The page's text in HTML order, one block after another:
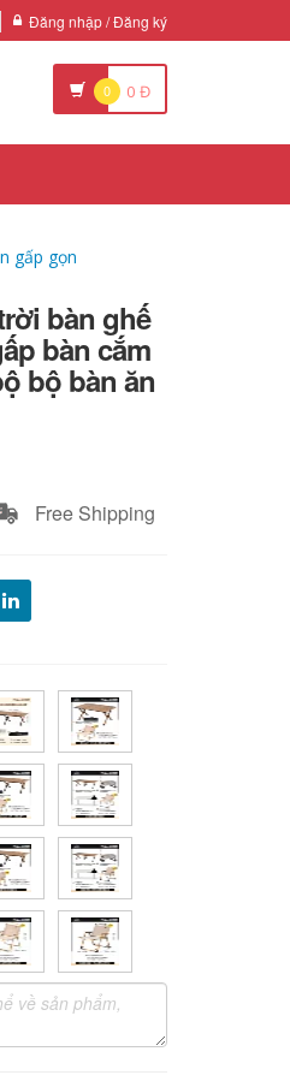
Đăng nhập / Đăng ký
0 0 Đ
gấp gọn
bàn ghế
bàn cắm
bộ bàn ăn
Free Shipping